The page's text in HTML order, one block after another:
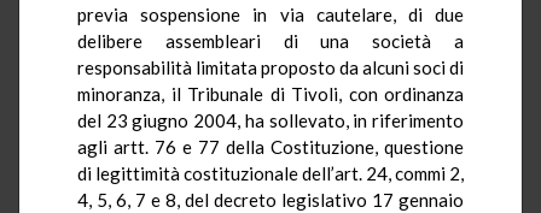
previa sospensione in via cautelare, di due
delibere assembleari di una società a
responsabilità limitata proposto da alcuni soci di
minoranza, il Tribunale di Tivoli, con ordinanza
del 23 giugno 2004, ha sollevato, in riferimento
agli artt. 76 e 77 della Costituzione, questione
di legittimità costituzionale dell’art. 24, commi 2,
4, 5, 6, 7 e 8, del decreto legislativo 17 gennaio